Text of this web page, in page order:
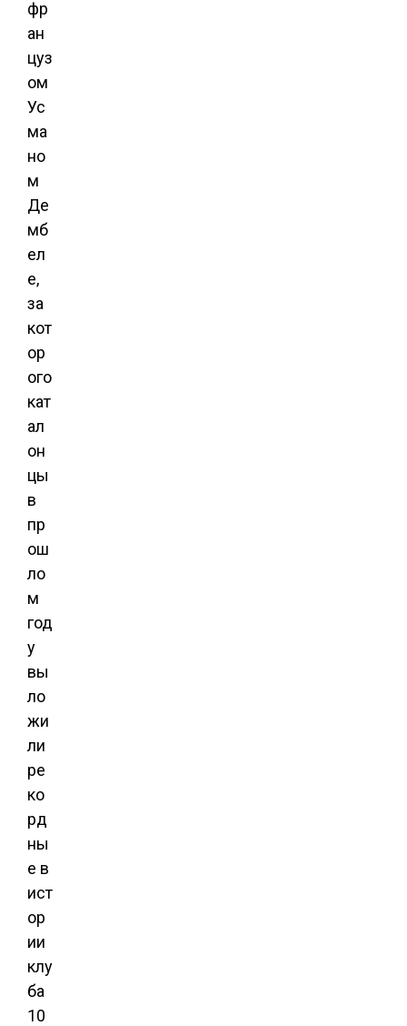
фр
ан
цуз
ом
Ус
ма
но
м
Де
мб
ел
е,
за
кот
ор
ого
кат
ал
он
цы
в
пр
ош
ло
м
год
у
вы
ло
жи
ли
ре
ко
рд
ны
е в
ист
ор
ии
клу
ба
10